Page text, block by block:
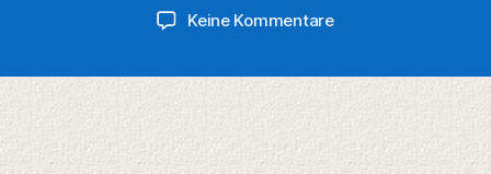
Keine Kommentarezu
autres“
Burghaus